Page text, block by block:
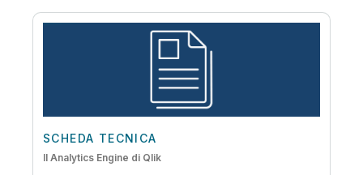
Analytics aumentate
Automatizzazione del data warehouse
Creazione di data lake
Dal mainframe al cloud
Data Literacy
SCHEDA TECNICA
Il Analytics Engine di Qlik